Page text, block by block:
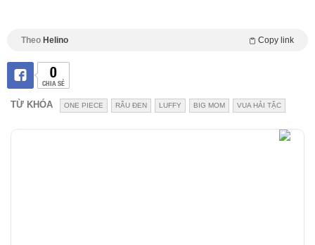
Theo Helino Copy link
0
CHIA SẺ
TỪ KHÓA ONE PIECE RÂU ĐEN LUFFY BIG MOM VUA HẢI TẶC